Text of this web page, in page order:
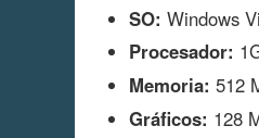
SO: Windows
Procesador:
Memoria: 512
Gráficos: 128